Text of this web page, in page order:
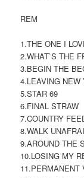
REM
1.THE ONE I
2.WHAT`S THE
3.BEGIN THE
4.LEAVING NEW
5.STAR 69
6.FINAL STRAW
7.COUNTRY
8.WALK
9.AROUND THE
10.LOSING MY
11.PERMANENT